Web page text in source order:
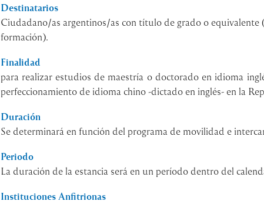
Destinatarios
Ciudadano/as argentinos/as con título de grado o equivalente
formación).
Finalidad
para realizar estudios de maestría o doctorado en idioma
perfeccionamiento de idioma chino -dictado en inglés- en la
Duración
Se determinará en función del programa de movilidad e
Periodo
La duración de la estancia será en un período dentro del
Instituciones Anfitrionas